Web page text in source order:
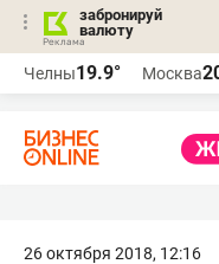
забронируй
валюту
Челны19.9° Москва
26 октября 2018, 12:16